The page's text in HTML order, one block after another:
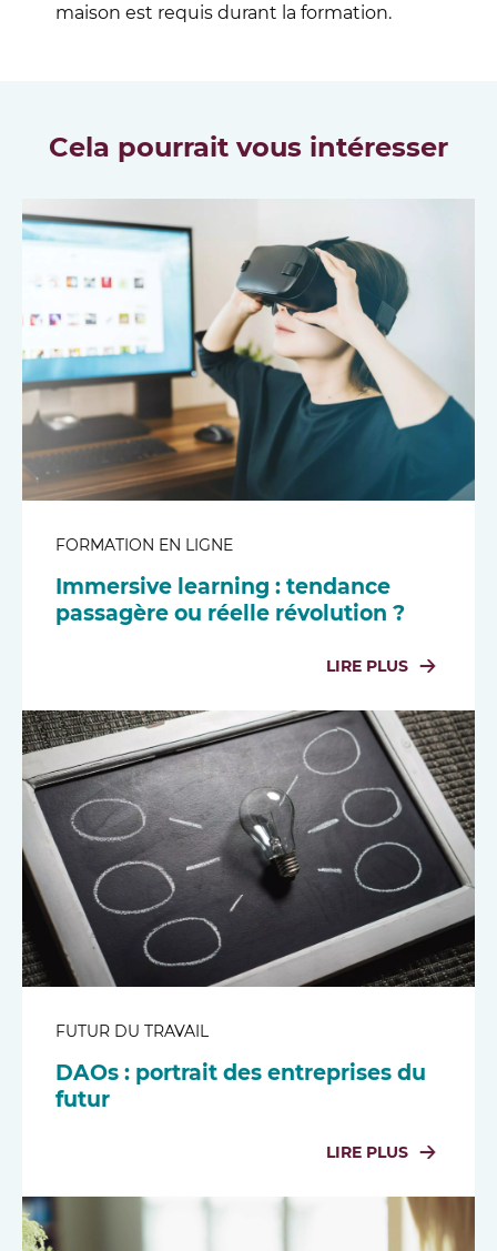
maison est requis durant la formation.
Cela pourrait vous intéresser
FORMATION EN LIGNE
Immersive learning : tendance
passagère ou réelle révolution ?
LIRE PLUS
FUTUR DU TRAVAIL
DAOs : portrait des entreprises du
futur
LIRE PLUS